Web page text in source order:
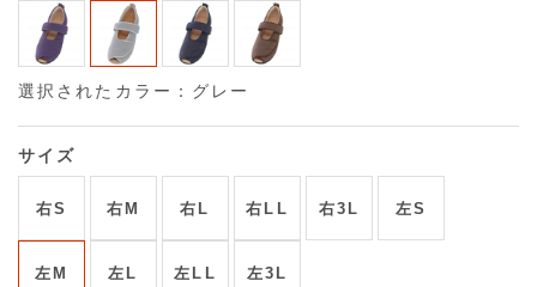
選択されたカラー：グレー
サイズ
右S 右M 右L 右LL 右3L 左S
左M 左L 左LL 左3L